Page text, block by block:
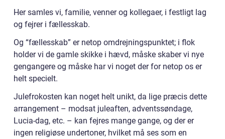
Her samles vi, familie, venner og kollegaer, i festligt lag
og fejrer i fællesskab.
Og “fællesskab” er netop omdrejningspunktet; i flok
holder vi de gamle skikke i hævd, måske skaber vi nye
gengangere og måske har vi noget der for netop os er
helt specielt.
Julefrokosten kan noget helt unikt, da lige præcis dette
arrangement – modsat juleaften, adventssøndage,
Lucia-dag, etc. – kan fejres mange gange, og der er
ingen religiøse undertoner, hvilket må ses som en